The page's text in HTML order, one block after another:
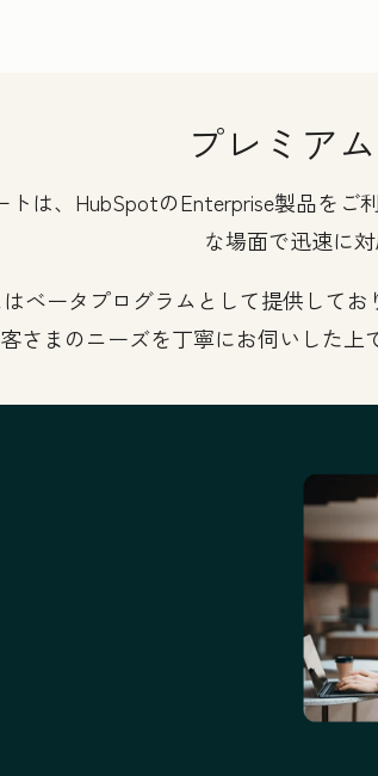
プレミア
トは、HubSpotのEnterprise製品を
な場面で迅速に
ベータプログラムとして提供して
さまのニーズを丁寧にお伺いした